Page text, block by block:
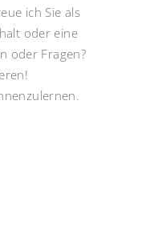
ich Sie als
oder eine
oder Fragen?